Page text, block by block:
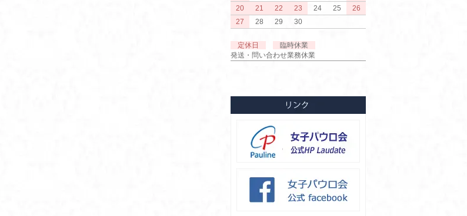
20
21 22 23 24 25
26
27
28 29 30
定休日
臨時休業
発送・問い合わせ業務休業